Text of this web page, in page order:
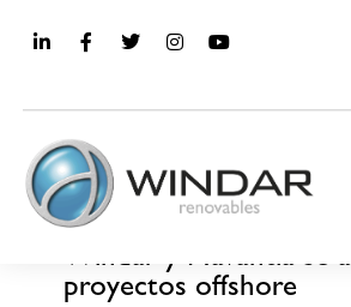
MEDIA
Windar y Navantia se
proyectos offshore